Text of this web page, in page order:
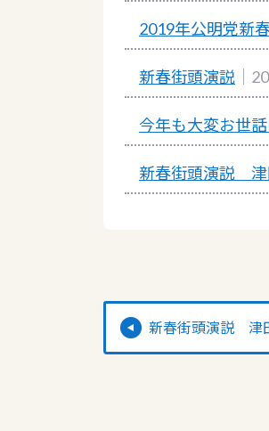
2019年公明党新
新春街頭演説 ｜
今年も大変お世
新春街頭演説 津
新春街頭演説 津